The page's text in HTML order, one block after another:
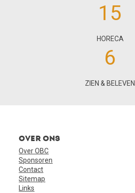
15
HORECA
6
ZIEN & BELEVEN
Over ons
Over OBC
Sponsoren
Contact
Sitemap
Links